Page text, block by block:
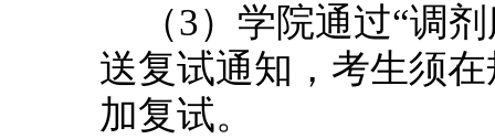
（3）学院通过“调
送复试通知，考生须
加复试。